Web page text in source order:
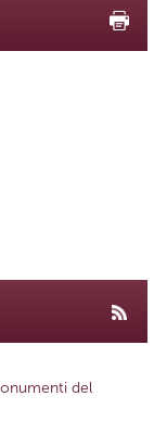
del